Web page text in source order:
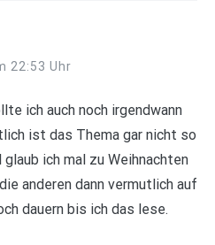
22:53 Uhr
ich auch noch irgendwann
ist das Thema gar nicht so
ich mal zu Weihnachten
anderen dann vermutlich auf
dauern bis ich das lese.